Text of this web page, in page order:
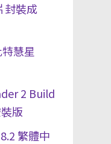
封裝成
慧星
2 Build
版
繁體中